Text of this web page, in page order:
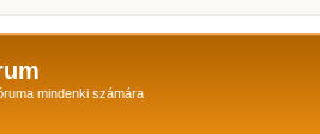
mindenki számára